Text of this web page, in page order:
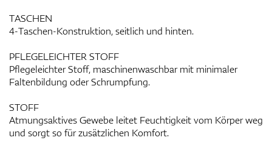
TASCHEN
4-Taschen-Konstruktion, seitlich und hinten.
PFLEGELEICHTER STOFF
Pflegeleichter Stoff, maschinenwaschbar mit minimaler
Faltenbildung oder Schrumpfung.
STOFF
Atmungsaktives Gewebe leitet Feuchtigkeit vom Körper weg
und sorgt so für zusätzlichen Komfort.